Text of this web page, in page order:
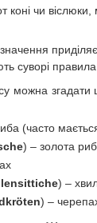
коні чи
суворі
можна
(часто
) – золота
) –
) –